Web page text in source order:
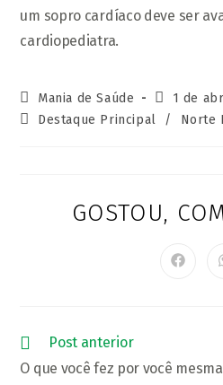
um sopro cardíaco deve ser
cardiopediatra.
Autor
do
Mania de Saúde
Post
publicado:
1 de
Categoria
Destaque Principal / Norte
GOSTOU,
Abre
Leia
artigos
Post anterior
O que você fez por você